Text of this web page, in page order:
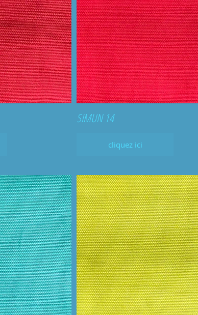
SIMUN 14
cliquez ici